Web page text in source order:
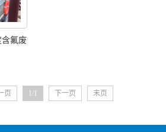
含氟废
页 1/1 下一页 末页